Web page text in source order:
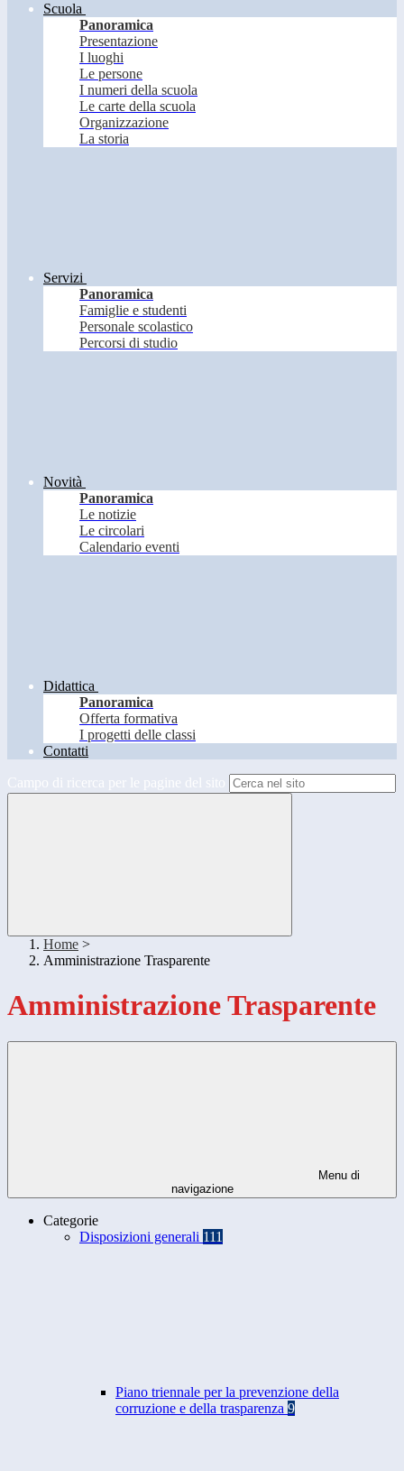
Scuola
Panoramica
Presentazione
I luoghi
Le persone
I numeri della scuola
Le carte della scuola
Organizzazione
La storia
Servizi
Panoramica
Famiglie e studenti
Personale scolastico
Percorsi di studio
Novità
Panoramica
Le notizie
Le circolari
Calendario eventi
Didattica
Panoramica
Offerta formativa
I progetti delle classi
Contatti
Campo di ricerca per le pagine del sito
Home >
Amministrazione Trasparente
Amministrazione Trasparente
Menu di
navigazione
Categorie
Disposizioni generali 111
Piano triennale per la prevenzione della
corruzione e della trasparenza 9